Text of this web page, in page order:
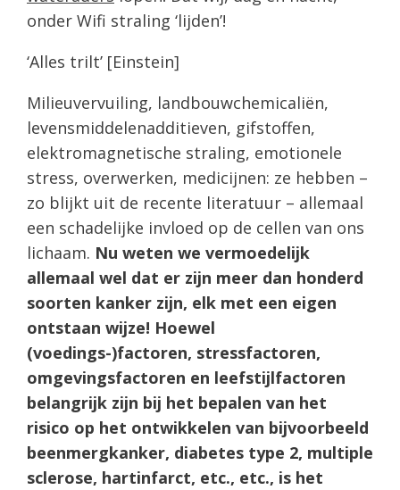
onder Wifi straling ‘lijden’!
‘Alles trilt’ [Einstein]
Milieuvervuiling, landbouwchemicaliën,
levensmiddelenadditieven, gifstoffen,
elektromagnetische straling, emotionele
stress, overwerken, medicijnen: ze hebben –
zo blijkt uit de recente literatuur – allemaal
een schadelijke invloed op de cellen van ons
lichaam. Nu weten we vermoedelijk
allemaal wel dat er zijn meer dan honderd
soorten kanker zijn, elk met een eigen
ontstaan wijze! Hoewel
(voedings-)factoren, stressfactoren,
omgevingsfactoren en leefstijlfactoren
belangrijk zijn bij het bepalen van het
risico op het ontwikkelen van bijvoorbeeld
beenmergkanker, diabetes type 2, multiple
sclerose, hartinfarct, etc., etc., is het